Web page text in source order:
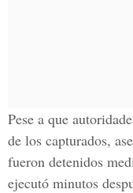
Pese a que
de los capturados,
fueron detenidos
ejecutó minutos